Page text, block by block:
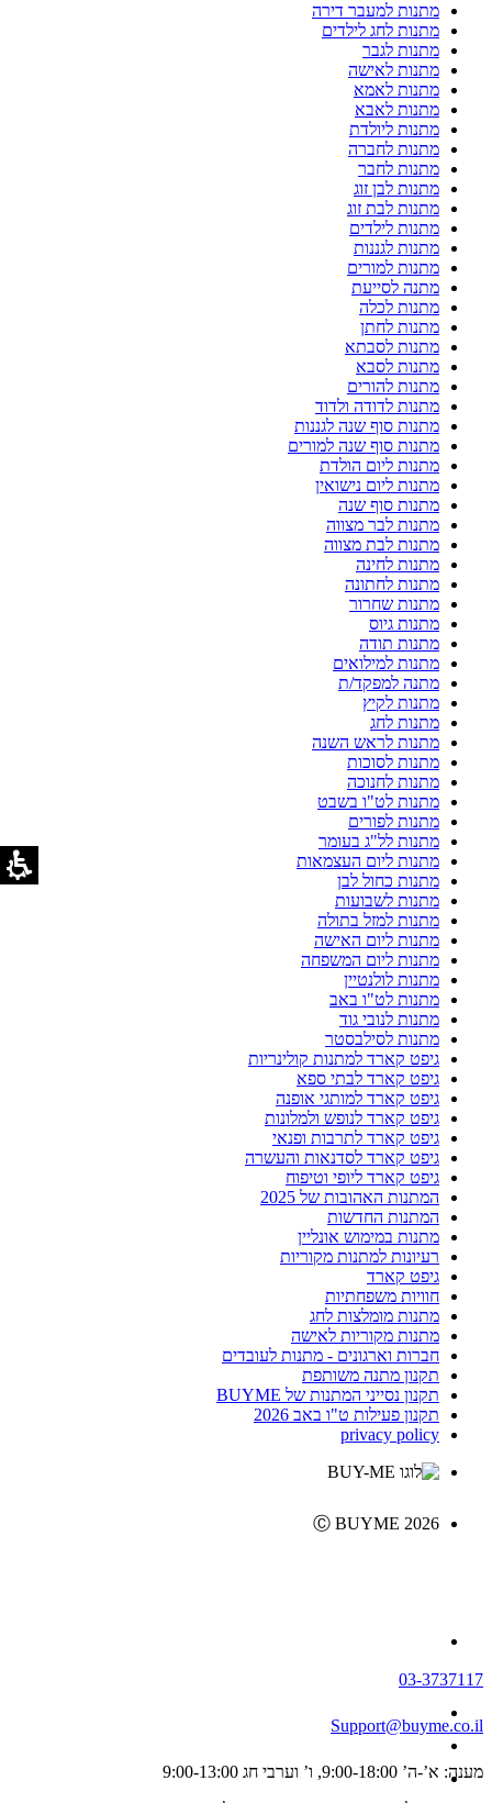
מתנות למעבר דירה
מתנות לחג לילדים
מתנות לגבר
מתנות לאישה
מתנות לאמא
מתנות לאבא
מתנות ליולדת
מתנות לחברה
מתנות לחבר
מתנות לבן זוג
מתנות לבת זוג
מתנות לילדים
מתנות לגננות
מתנות למורים
מתנה לסייעת
מתנות לכלה
מתנות לחתן
מתנות לסבתא
מתנות לסבא
מתנות להורים
מתנות לדודה ולדוד
מתנות סוף שנה לגננות
מתנות סוף שנה למורים
מתנות ליום הולדת
מתנות ליום נישואין
מתנות סוף שנה
מתנות לבר מצווה
מתנות לבת מצווה
מתנות לחינה
מתנות לחתונה
מתנות שחרור
מתנות גיוס
מתנות תודה
מתנות למילואים
מתנה למפקד/ת
מתנות לקיץ
מתנות לחג
מתנות לראש השנה
מתנות לסוכות
מתנות לחנוכה
מתנות לט"ו בשבט
מתנות לפורים
מתנות לל"ג בעומר
מתנות ליום העצמאות
מתנות כחול לבן
מתנות לשבועות
מתנות למזל בתולה
מתנות ליום האישה
מתנות ליום המשפחה
מתנות לולנטיין
מתנות לט"ו באב
מתנות לנובי גוד
מתנות לסילבסטר
גיפט קארד למתנות קולינריות
גיפט קארד לבתי ספא
גיפט קארד למותגי אופנה
גיפט קארד לנופש ולמלונות
גיפט קארד לתרבות ופנאי
גיפט קארד לסדנאות והעשרה
גיפט קארד ליופי וטיפוח
המתנות האהובות של 2025
המתנות החדשות
מתנות במימוש אונליין
רעיונות למתנות מקוריות
גיפט קארד
חוויות משפחתיות
מתנות מומלצות לחג
מתנות מקוריות לאישה
חברות וארגונים - מתנות לעובדים
תקנון מתנה משותפת
תקנון נסייני המתנות של BUYME
תקנון פעילות ט"ו באב 2026
privacy policy
Ⓒ BUYME 2026
03-3737117
Support@buyme.co.il
מענה: א’-ה’ 9:00-18:00, ו’ וערבי חג 9:00-13:00